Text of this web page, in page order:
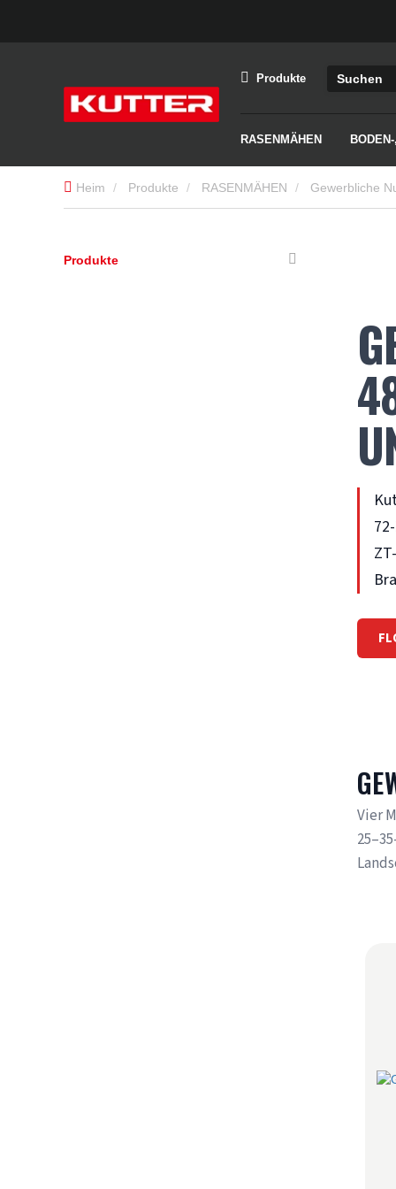
Produkte
RASENMÄHEN
Heim Produkte RASENMÄHEN Gewerbliche
Produkte
Vier